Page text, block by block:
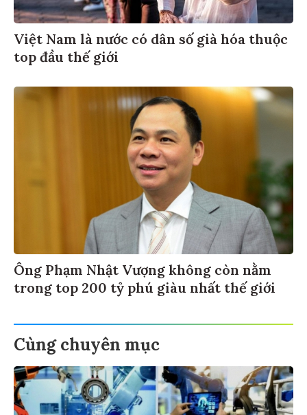
Việt Nam là nước có dân số già hóa thuộc
top đầu thế giới
Ông Phạm Nhật Vượng không còn nằm
trong top 200 tỷ phú giàu nhất thế giới
Cùng chuyên mục